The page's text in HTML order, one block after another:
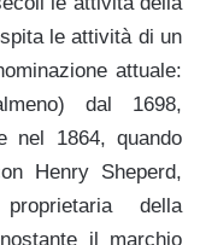
le attività di un
attuale:
dal 1698,
nel 1864, quando
Henry Sheperd,
della
il marchio